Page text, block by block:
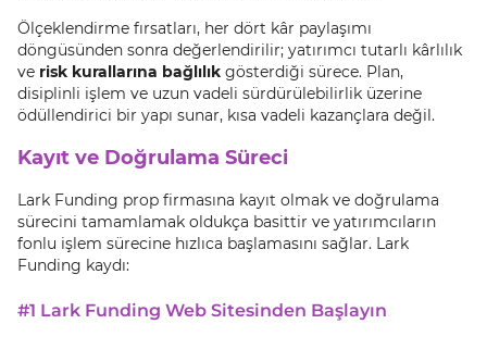
Ölçeklendirme fırsatları, her dört kâr paylaşımı
döngüsünden sonra değerlendirilir; yatırımcı tutarlı kârlılık
ve risk kurallarına bağlılık gösterdiği sürece. Plan,
disiplinli işlem ve uzun vadeli sürdürülebilirlik üzerine
ödüllendirici bir yapı sunar, kısa vadeli kazançlara değil.
Kayıt ve Doğrulama Süreci
Lark Funding prop firmasına kayıt olmak ve doğrulama
sürecini tamamlamak oldukça basittir ve yatırımcıların
fonlu işlem sürecine hızlıca başlamasını sağlar. Lark
Funding kaydı:
#1 Lark Funding Web Sitesinden Başlayın